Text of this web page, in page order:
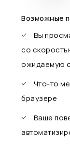
Возможные
Вы
со
ожидаемую
Что-то
браузере
Ваше